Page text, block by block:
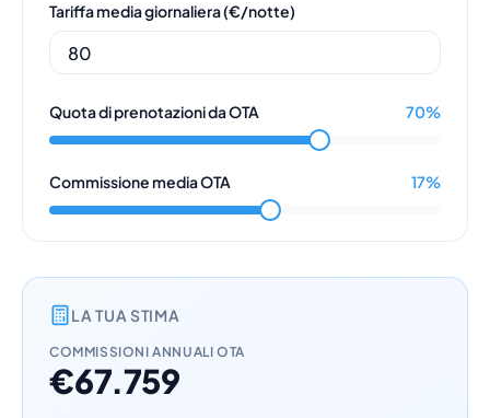
Prenota una Demo
Lavora con noi
Tariffa media giornaliera (€/notte)
Quota di prenotazioni da OTA 70%
Commissione media OTA 17%
LA TUA STIMA
COMMISSIONI ANNUALI OTA
€67.759